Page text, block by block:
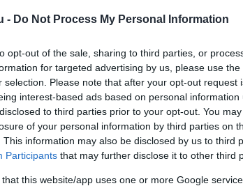
- Do Not Process My Personal Information
opt-out of the sale, sharing to third parties, or
for targeted advertising by us, please use
selection. Please note that after your opt-out request
interest-based ads based on personal
to third parties prior to your opt-out. You
of your personal information by third parties on
This information may also be disclosed by us to third
Participants that may further disclose it to other third
that this website/app uses one or more Google
a Ferrarik!
első kanyarban.